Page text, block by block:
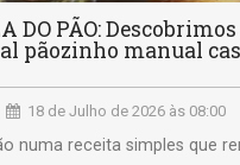
DO PÃO:
pãozinho manual
18 de Julho de 2026 às 08:00
numa receita simples que